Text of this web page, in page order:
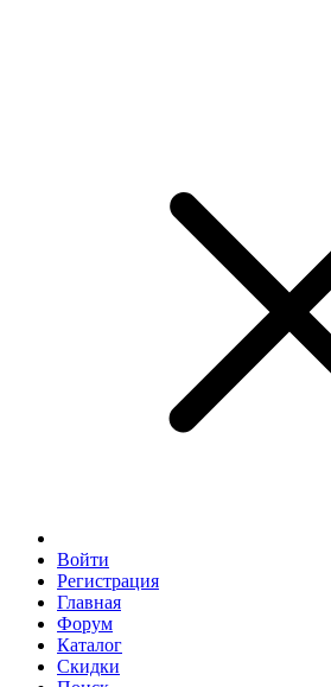
Войти
Регистрация
Главная
Форум
Каталог
Скидки